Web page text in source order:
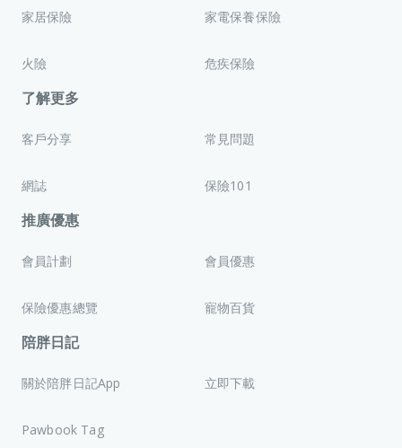
家居保險 家電保養保險
火險 危疾保險
了解更多
客戶分享 常見問題
網誌 保險101
推廣優惠
會員計劃 會員優惠
保險優惠總覽 寵物百貨
陪胖日記
關於陪胖日記App 立即下載
Pawbook Tag